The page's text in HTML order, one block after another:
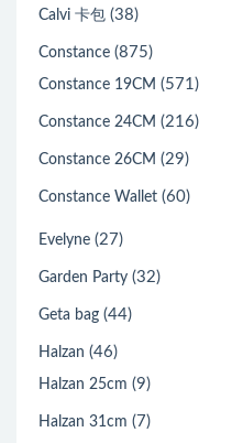
Calvi 卡包 (38)
Constance (875)
Constance 19CM (571)
Constance 24CM (216)
Constance 26CM (29)
Constance Wallet (60)
Evelyne (27)
Garden Party (32)
Geta bag (44)
Halzan (46)
Halzan 25cm (9)
Halzan 31cm (7)